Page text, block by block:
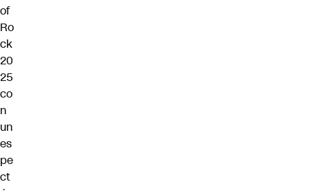
of
Ro
ck
20
25
co
n
un
es
pe
ct